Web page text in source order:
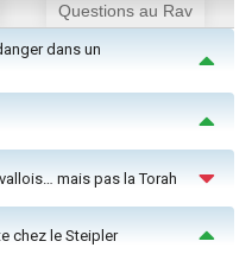
Questions au Rav
dans un
mais pas la Torah
chez le Steipler